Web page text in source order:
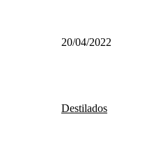
20/04/2022
Destilados